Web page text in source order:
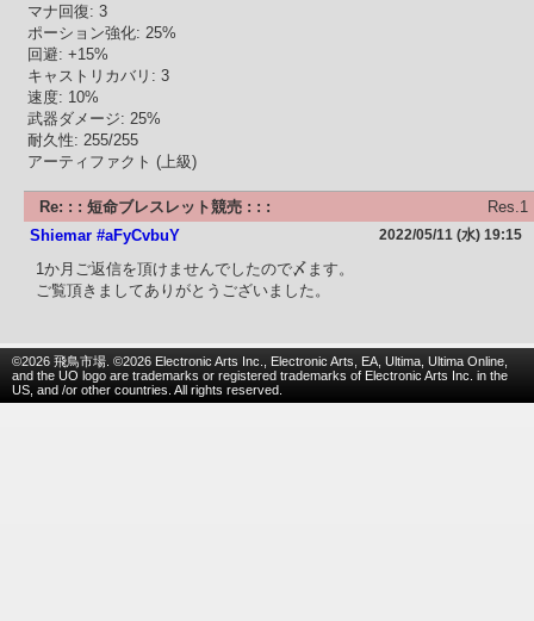
マナ回復: 3
ポーション強化: 25%
回避: +15%
キャストリカバリ: 3
速度: 10%
武器ダメージ: 25%
耐久性: 255/255
アーティファクト (上級)
Re: : : 短命ブレスレット競売 : : :
Res.1
Shiemar #aFyCvbuY
2022/05/11 (水) 19:15
1か月ご返信を頂けませんでしたので〆ます。
ご覧頂きましてありがとうございました。
©2026 飛鳥市場. ©2026 Electronic Arts Inc., Electronic Arts, EA, Ultima, Ultima Online,
and the UO logo are trademarks or registered trademarks of Electronic Arts Inc. in the
US, and /or other countries. All rights reserved.